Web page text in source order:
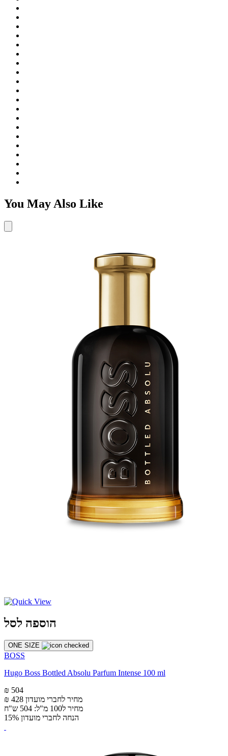
You May Also Like
הוספה לסל
ONE SIZE
BOSS
Hugo Boss Bottled Absolu Parfum Intense 100 ml
₪ 504
₪ 428 מחיר לחברי מועדון
מחיר ל100 מ"ל: 504 ש"ח
הנחה לחברי מועדון 15%